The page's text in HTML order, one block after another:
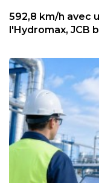
592,8 km/h avec
l'Hydromax, JCB